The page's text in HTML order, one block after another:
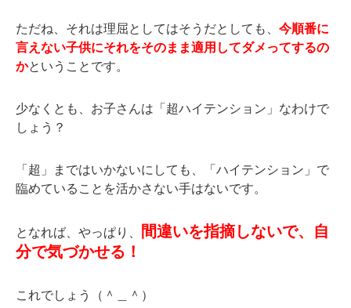
ただね、それは理屈としてはそうだとしても、 今順番に
言えない子供にそれをそのまま適用してダメってするの
かということです。
少なくとも、お子さんは「超ハイテンション」なわけで
しょう？
「超」まではいかないにしても、「ハイテンション」で
臨めていることを活かさない手はないです。
となれば、やっぱり、
間違いを指摘しないで、自
分で気づかせる！
これでしょう（＾＿＾）